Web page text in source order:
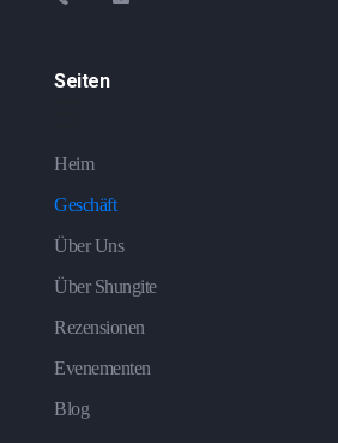
Seiten
Heim
Geschäft
Über Uns
Über Shungite
Rezensionen
Evenementen
Blog